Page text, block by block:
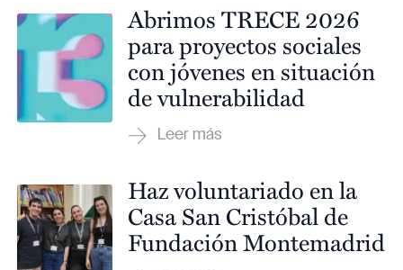
Abrimos TRECE 2026
para proyectos sociales
con jóvenes en situación
de vulnerabilidad
Haz voluntariado en la
Casa San Cristóbal de
Fundación Montemadrid